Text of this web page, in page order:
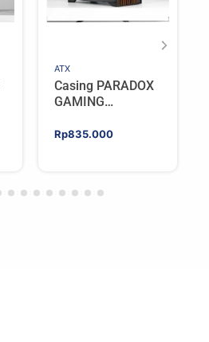
ATX
Casing PARADOX
GAMING
Aesthetic PC Case
Rp835.000